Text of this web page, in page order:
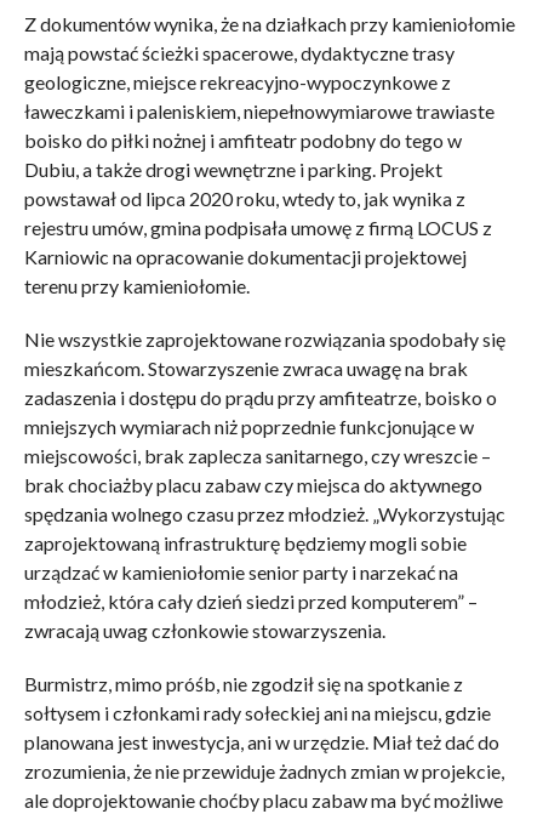
Z dokumentów wynika, że na działkach przy kamieniołomie
mają powstać ścieżki spacerowe, dydaktyczne trasy
geologiczne, miejsce rekreacyjno-wypoczynkowe z
ławeczkami i paleniskiem, niepełnowymiarowe trawiaste
boisko do piłki nożnej i amfiteatr podobny do tego w
Dubiu, a także drogi wewnętrzne i parking. Projekt
powstawał od lipca 2020 roku, wtedy to, jak wynika z
rejestru umów, gmina podpisała umowę z firmą LOCUS z
Karniowic na opracowanie dokumentacji projektowej
terenu przy kamieniołomie.
Nie wszystkie zaprojektowane rozwiązania spodobały się
mieszkańcom. Stowarzyszenie zwraca uwagę na brak
zadaszenia i dostępu do prądu przy amfiteatrze, boisko o
mniejszych wymiarach niż poprzednie funkcjonujące w
miejscowości, brak zaplecza sanitarnego, czy wreszcie –
brak chociażby placu zabaw czy miejsca do aktywnego
spędzania wolnego czasu przez młodzież. „Wykorzystując
zaprojektowaną infrastrukturę będziemy mogli sobie
urządzać w kamieniołomie senior party i narzekać na
młodzież, która cały dzień siedzi przed komputerem” –
zwracają uwag członkowie stowarzyszenia.
Burmistrz, mimo próśb, nie zgodził się na spotkanie z
sołtysem i członkami rady sołeckiej ani na miejscu, gdzie
planowana jest inwestycja, ani w urzędzie. Miał też dać do
zrozumienia, że nie przewiduje żadnych zmian w projekcie,
ale doprojektowanie choćby placu zabaw ma być możliwe